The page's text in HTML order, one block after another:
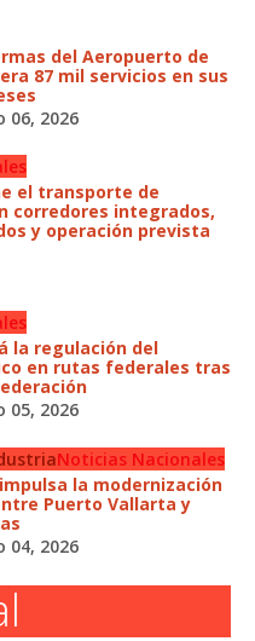
del Aeropuerto de
87 mil servicios en sus
06, 2026
el transporte de
corredores integrados,
y operación prevista
la regulación del
en rutas federales tras
05, 2026
Noticias Nacionales
la modernización
Puerto Vallarta y
04, 2026